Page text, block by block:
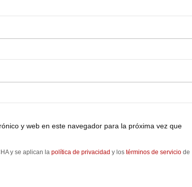
y web en este navegador para la próxima vez que
y se aplican lapolítica de privacidad y lostérminos de servicio de